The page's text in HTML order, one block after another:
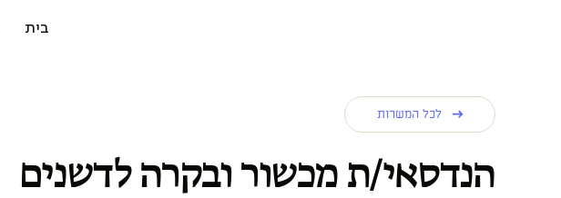
בית
לכל המשרות
הנדסאי/ת מכשור ובקרה לדשנים